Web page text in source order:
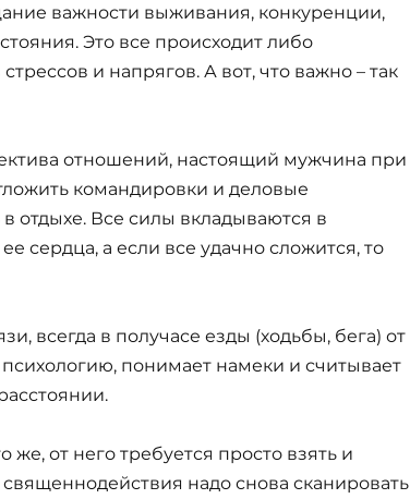
важности выживания, конкуренции,
Это все происходит либо
и напрягов. А вот, что важно – так
отношений, настоящий мужчина при
командировки и деловые
отдыхе. Все силы вкладываются в
сердца, а если все удачно сложится, то
всегда в получасе езды (ходьбы, бега) от
понимает намеки и считывает
же, от него требуется просто взять и
надо снова сканировать